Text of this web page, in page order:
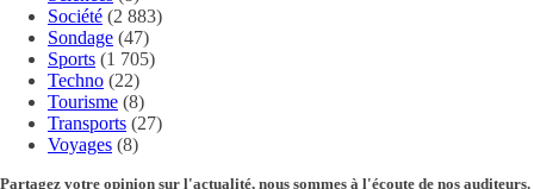
Société (2 883)
Sondage (47)
Sports (1 705)
Techno (22)
Tourisme (8)
Transports (27)
Voyages (8)
Partagez votre opinion sur l'actualité, nous sommes à l'écoute de nos auditeurs.